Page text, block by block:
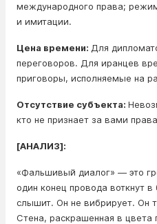
международного права;
и имитации.
Цена времени: Для
переговоров. Для иранцев
приговоры, исполняемые на
Отсутствие субъекта:
кто не признает за вами
[АНАЛИЗ]:
«Фальшивый диалог» — это
один конец провода воткнут
слышит. Он не вибрирует. Он
Стена, раскрашенная в цвета